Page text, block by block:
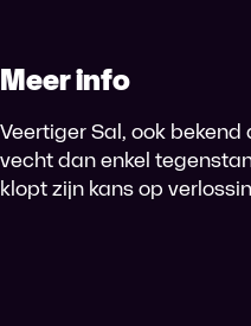
Meer info
Veertiger Sal, ook
vecht dan enkel
klopt zijn kans op